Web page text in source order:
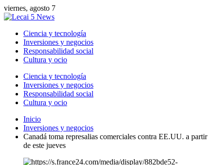
viernes, agosto 7
Ciencia y tecnología
Inversiones y negocios
Responsabilidad social
Cultura y ocio
Ciencia y tecnología
Inversiones y negocios
Responsabilidad social
Cultura y ocio
Inicio
Inversiones y negocios
Canadá toma represalias comerciales contra EE.UU. a partir
de este jueves